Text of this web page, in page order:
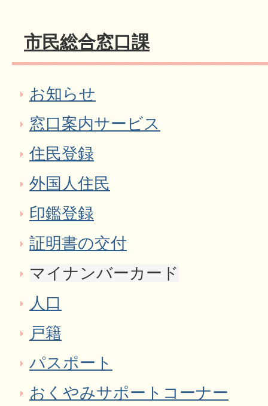
市民総合窓口課
お知らせ
窓口案内サービス
住民登録
外国人住民
印鑑登録
証明書の交付
マイナンバーカード
人口
戸籍
パスポート
おくやみサポートコーナー